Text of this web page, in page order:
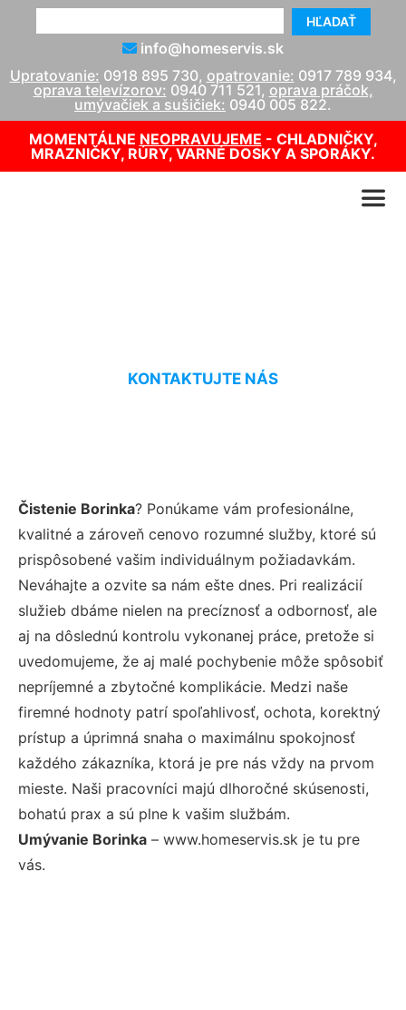
HĽADAŤ
info@homeservis.sk
Upratovanie: 0918 895 730, opatrovanie: 0917 789 934,
oprava televízorov: 0940 711 521, oprava práčok,
umývačiek a sušičiek: 0940 005 822.
MOMENTÁLNE NEOPRAVUJEME - CHLADNIČKY,
MRAZNIČKY, RÚRY, VARNÉ DOSKY A SPORÁKY.
KONTAKTUJTE NÁS
Čistenie Borinka? Ponúkame vám profesionálne,
kvalitné a zároveň cenovo rozumné služby, ktoré sú
prispôsobené vašim individuálnym požiadavkám.
Neváhajte a ozvite sa nám ešte dnes. Pri realizácií
služieb dbáme nielen na precíznosť a odbornosť, ale
aj na dôslednú kontrolu vykonanej práce, pretože si
uvedomujeme, že aj malé pochybenie môže spôsobiť
nepríjemné a zbytočné komplikácie. Medzi naše
firemné hodnoty patrí spoľahlivosť, ochota, korektný
prístup a úprimná snaha o maximálnu spokojnosť
každého zákazníka, ktorá je pre nás vždy na prvom
mieste. Naši pracovníci majú dlhoročné skúsenosti,
bohatú prax a sú plne k vašim službám.
Umývanie Borinka – www.homeservis.sk je tu pre
vás.